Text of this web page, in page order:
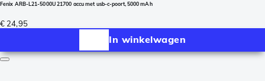
Fenix ARB-L21-5000U 21700 accu met usb-c-poort, 5000 mAh
€ 24,95
In winkelwagen